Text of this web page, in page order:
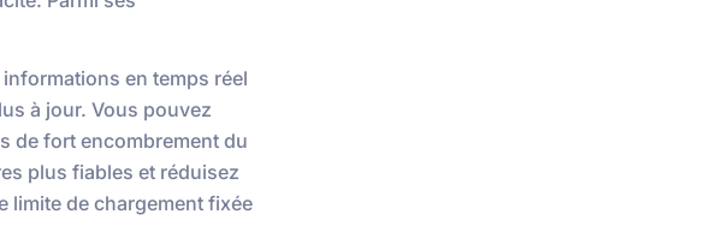
en temps réel
à jour. Vous pouvez
de fort encombrement du
plus fiables et réduisez
limite de chargement fixée